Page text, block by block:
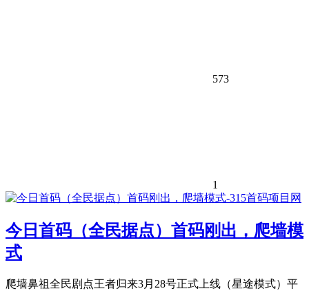
573
1
今日首码（全民据点）首码刚出，爬墙模
式
爬墙鼻祖全民剧点王者归来3月28号正式上线（星途模式）平